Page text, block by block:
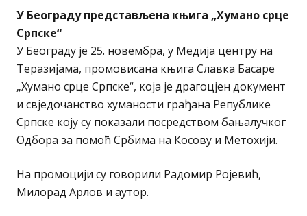
У Београду представљена књига „Хумано срце
Српске“
У Београду је 25. новембра, у Медија центру на
Теразијама, промовисана књига Славка Басаре
„Хумано срце Српске“, која је драгоцјен документ
и свједочанство хуманости грађана Републике
Српске коју су показали посредством бањалучког
Одбора за помоћ Србима на Косову и Метохији.
На промоцији су говорили Радомир Ројевић,
Милорад Арлов и аутор.